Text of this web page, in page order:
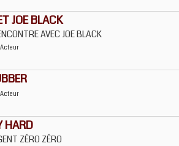
JOE BLACK
AVEC JOE BLACK
Acteur
Acteur
HARD
ZÉRO ZÉRO